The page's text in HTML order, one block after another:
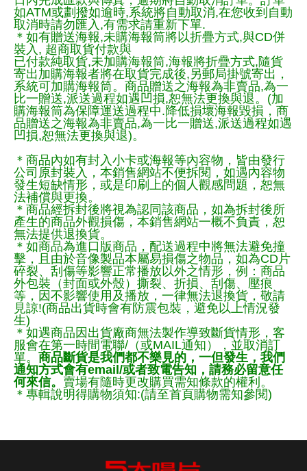
如ATM或劃撥如逾時,系統將自動取消,在您收到自動
取消時請勿匯入,有需求請重新下單.
＊如有贈送海報,未購海報筒將以折疊方式,與CD併
裝入, 超商取貨付款與
已付款純取貨,未加購海報筒,海報將折疊方式,隨貨
寄出加購海報者將在取貨完成後,另郵局掛號寄出，
系統可加購海報筒。商品贈送之海報為非賣品,為一
比一贈送,派送過程如遇凹損,恕無法更換與退。(加
購海報筒為保障運送過程中.降低損壞海報毀損，商
品贈送之海報為非賣品,為一比一贈送,派送過程如遇
凹損,恕無法更換與退)。
＊商品內如有封入小卡或海報等內容物，皆由發行
公司原封裝入，本銷售網站不便拆閱，如遇內容物
發生短缺情形，或是印刷上的個人觀感問題，恕無
法補償與更換。
＊商品經拆封後將視為認同該商品，如為拆封後所
產生的商品外觀損傷，本銷售網站一概不負責，恕
無法提供退換貨。
＊如商品為進口版商品，配送過程中將無法避免撞
擊，且由於音像製品本屬易損傷之物品，如為CD片
碎裂、刮傷等影響正常播放以外之情形，例：商品
外包裝（封面或外殼）撕裂、折損、刮傷、壓痕
等，因不影響使用及播放，一律無法退換貨，敬請
見諒!(商品出貨時會有防震包裝，避免以上情況發
生)
＊如遇商品因出貨廠商無法製作導致斷貨情形，客
服會在第一時間電聯/（或MAIL通知），並取消訂
單。 商品斷貨是我們都不樂見的，一但發生，我們
通知方式會有email/或者致電告知，請務必留意任
何來信。 賣場有隨時更改購買需知條款的權利。
＊專輯說明得購物須知:(請至首頁購物需知參閱)